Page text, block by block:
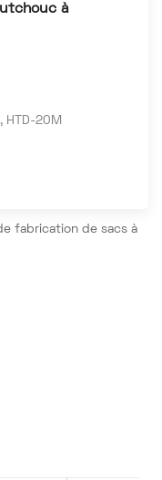
à
HTD-20M
fabrication de sacs à